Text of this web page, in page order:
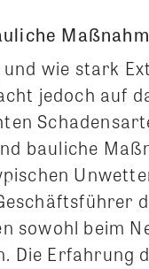
wie stark
jedoch auf
bauliche
sowohl beim
Die Erfahrung